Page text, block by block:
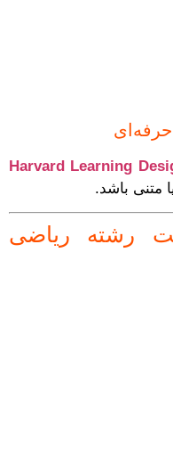
Harvard Learning
متنی باشد.
رشته ریاضی